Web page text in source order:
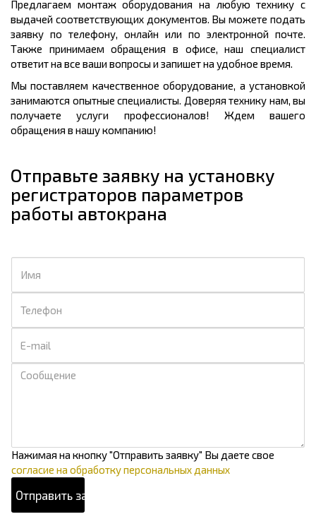
Предлагаем монтаж оборудования на любую технику с
выдачей соответствующих документов. Вы можете подать
заявку по телефону, онлайн или по электронной почте.
Также принимаем обращения в офисе, наш специалист
ответит на все ваши вопросы и запишет на удобное время.
Мы поставляем качественное оборудование, а установкой
занимаются опытные специалисты. Доверяя технику нам, вы
получаете услуги профессионалов! Ждем вашего
обращения в нашу компанию!
Отправьте заявку на установку
регистраторов параметров
работы автокрана
Нажимая на кнопку "Отправить заявку" Вы даете свое
согласие на обработку персональных данных